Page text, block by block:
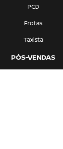
PCD
Frotas
Taxista
PÓS-VENDAS